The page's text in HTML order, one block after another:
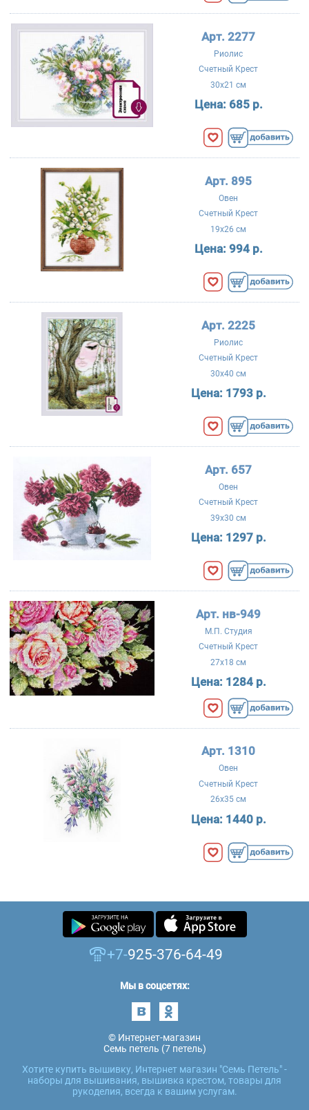
Арт. 2277
Риолис
Счетный Крест
30x21 см
Цена: 685 р.
Арт. 895
Овен
Счетный Крест
19x26 см
Цена: 994 р.
Арт. 2225
Риолис
Счетный Крест
30x40 см
Цена: 1793 р.
Арт. 657
Овен
Счетный Крест
39x30 см
Цена: 1297 р.
Арт. нв-949
М.П. Студия
Счетный Крест
27x18 см
Цена: 1284 р.
Арт. 1310
Овен
Счетный Крест
26x35 см
Цена: 1440 р.
+7-925-376-64-49
Мы в соцсетях:
© Интернет-магазин
Семь петель (7 петель)
Хотите купить вышивку, Интернет магазин "Семь Петель" -
наборы для вышивания, вышивка крестом, товары для
рукоделия, всегда к вашим услугам.